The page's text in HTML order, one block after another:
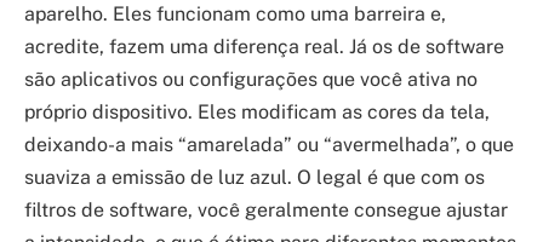
aparelho. Eles funcionam como uma barreira e,
acredite, fazem uma diferença real. Já os de software
são aplicativos ou configurações que você ativa no
próprio dispositivo. Eles modificam as cores da tela,
deixando-a mais “amarelada” ou “avermelhada”, o que
suaviza a emissão de luz azul. O legal é que com os
filtros de software, você geralmente consegue ajustar